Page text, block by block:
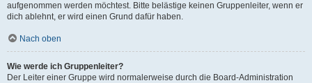
aufgenommen werden möchtest. Bitte belästige keinen Gruppenleiter, wenn er
dich ablehnt, er wird einen Grund dafür haben.
Nach oben
Wie werde ich Gruppenleiter?
Der Leiter einer Gruppe wird normalerweise durch die Board-Administration